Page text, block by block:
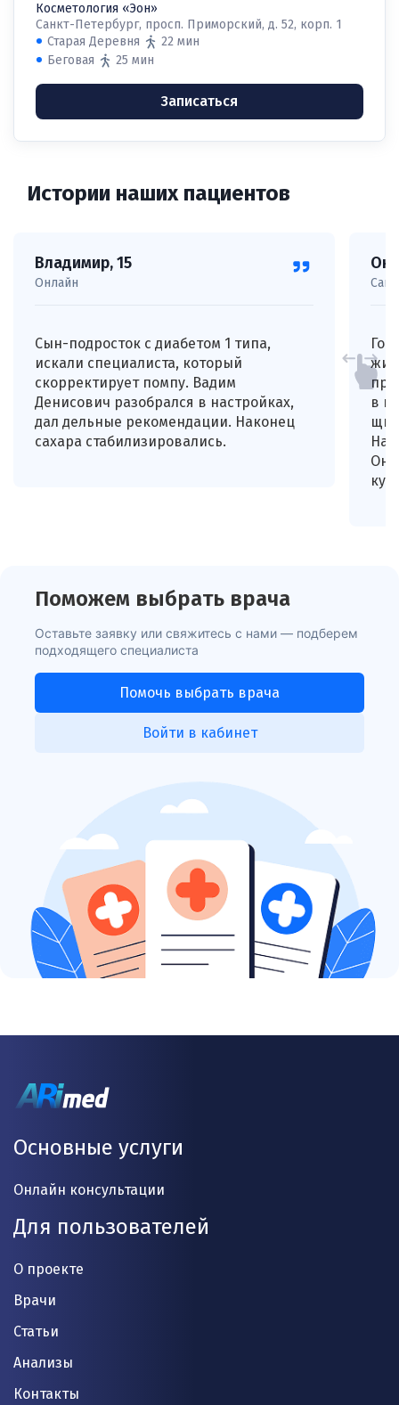
Косметология «Эон»
Санкт-Петербург, просп. Приморский, д. 52, корп. 1
Старая Деревня
22 мин
Беговая
25 мин
Записаться
Истории наших пациентов
Владимир, 15
Онлайн
Сын-подросток с диабетом 1 типа,
искали специалиста, который
скорректирует помпу. Вадим
Денисович разобрался в настройках,
дал дельные рекомендации. Наконец
сахара стабилизировались.
в
Поможем выбрать врача
Оставьте заявку или свяжитесь с нами — подберем
подходящего специалиста
Помочь выбрать врача
Войти в кабинет
Основные услуги
Онлайн консультации
Для пользователей
О проекте
Врачи
Статьи
Анализы
Контакты